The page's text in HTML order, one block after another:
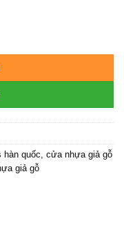
số lượng
hàn quốc, cửa nhựa giả gỗ
giả gỗ